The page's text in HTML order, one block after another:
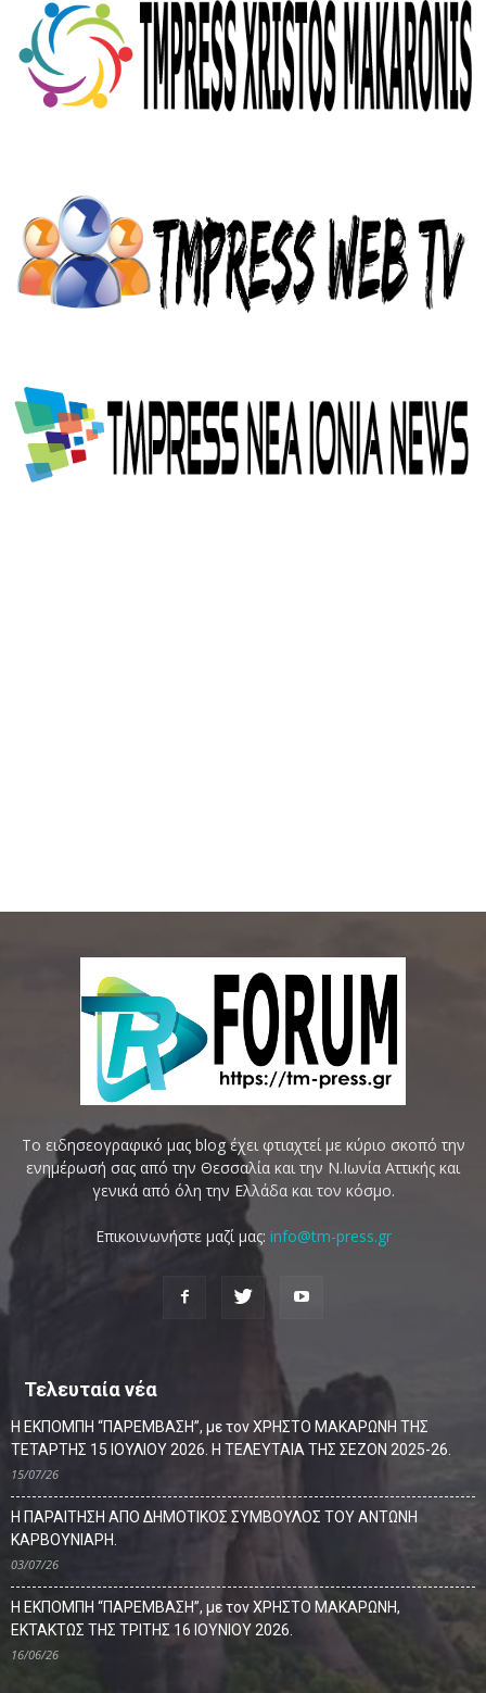
Το ειδησεογραφικό μας blog έχει φτιαχτεί με κύριο σκοπό την
ενημέρωσή σας από την Θεσσαλία και την Ν.Ιωνία Αττικής και
γενικά από όλη την Ελλάδα και τον κόσμο.
Επικοινωνήστε μαζί μας: info@tm-press.gr
Τελευταία νέα
Η ΕΚΠΟΜΠΗ “ΠΑΡΕΜΒΑΣΗ”, με τον ΧΡΗΣΤΟ ΜΑΚΑΡΩΝΗ ΤΗΣ
ΤΕΤΑΡΤΗΣ 15 ΙΟΥΛΙΟΥ 2026. Η ΤΕΛΕΥΤΑΙΑ ΤΗΣ ΣΕΖΟΝ 2025-26.
15/07/26
Η ΠΑΡΑΙΤΗΣΗ ΑΠΟ ΔΗΜΟΤΙΚΟΣ ΣΥΜΒΟΥΛΟΣ ΤΟΥ ΑΝΤΩΝΗ
ΚΑΡΒΟΥΝΙΑΡΗ.
03/07/26
Η ΕΚΠΟΜΠΗ “ΠΑΡΕΜΒΑΣΗ”, με τον ΧΡΗΣΤΟ ΜΑΚΑΡΩΝΗ,
ΕΚΤΑΚΤΩΣ ΤΗΣ ΤΡΙΤΗΣ 16 ΙΟΥΝΙΟΥ 2026.
16/06/26